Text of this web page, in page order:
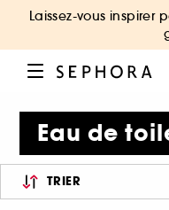
Laissez-vous inspirer
Eau de
TRIER